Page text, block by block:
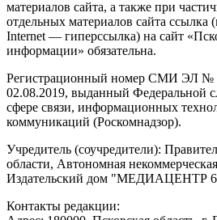
материалов сайта, а также при
отдельных материалов сайта ссылка
Internet — гиперссылка) на сайт
информации» обязательна.
Регистрационный номер СМИ ЭЛ №
02.08.2019, выданный Федеральной
сфере связи, информационных
коммуникаций (Роскомнадзор).
Учредитель (соучредители):
области, Автономная
Издательский дом "МЕДИАЦЕНТР
Контакты редакции: